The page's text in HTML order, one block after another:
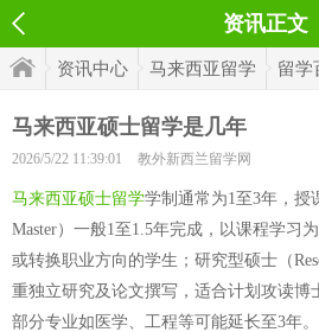
资讯正文
资讯中心 马来西亚留学 留学
马来西亚硕士留学是几年
2026/5/22 11:39:01 教外新西兰留学网
马来西亚硕士留学学制通常为1至3年，授
Master）一般1至1.5年完成，以课程学习
或转换职业方向的学生；研究型硕士（
重独立研究及论文撰写，适合计划攻读博
部分专业如医学、工程等可能延长至3年。